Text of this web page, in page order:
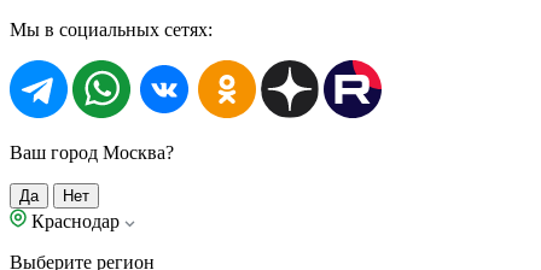
Мы в социальных сетях:
Ваш город Москва?
Да Нет
Краснодар
Выберите регион